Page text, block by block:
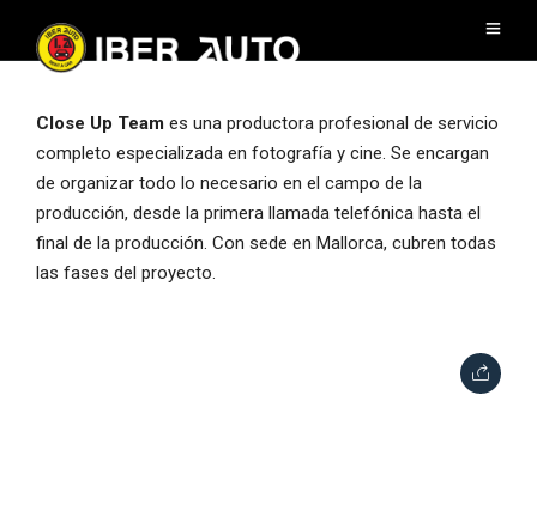
Close Up Team es una productora profesional de servicio
completo especializada en fotografía y cine. Se encargan
de organizar todo lo necesario en el campo de la
producción, desde la primera llamada telefónica hasta el
final de la producción. Con sede en Mallorca, cubren todas
las fases del proyecto.